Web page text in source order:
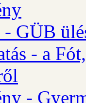
GÜB
- a
-